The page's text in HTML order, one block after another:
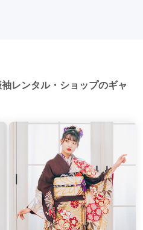
レンタル・ショップのギャ